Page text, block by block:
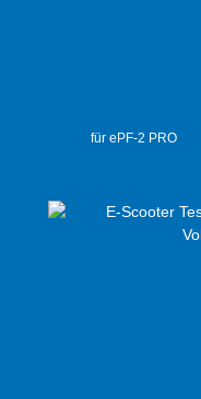
für ePF-2 PRO